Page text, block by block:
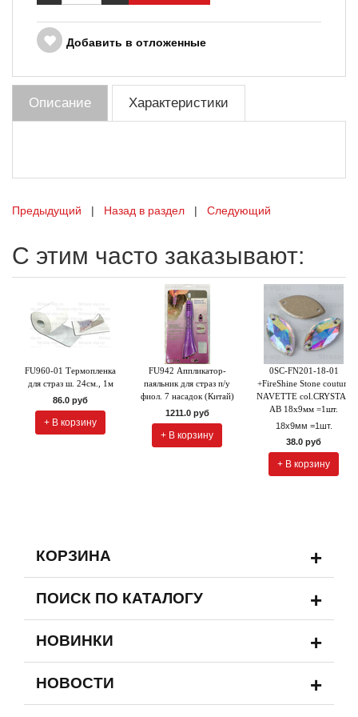
Добавить в отложенные
Описание Характеристики
Предыдущий | Назад в раздел | Следующий
С этим часто заказывают:
FU960-01 Термопленка
для страз ш. 24см., 1м
86.0 руб
+ В корзину
FU942 Аппликатор-
паяльник для страз п/у
фиол. 7 насадок (Китай)
1211.0 руб
+ В корзину
0SC-FN201-18-01
+FireShine Stone couture
NAVETTE col.CRYSTAL
AB 18x9мм =1шт.
18x9мм =1шт.
38.0 руб
+ В корзину
КОРЗИНА +
ПОИСК ПО КАТАЛОГУ +
НОВИНКИ +
НОВОСТИ
+